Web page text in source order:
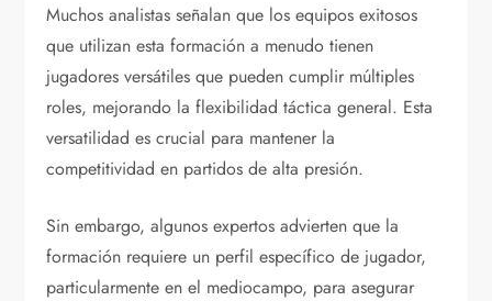
Muchos analistas señalan que los equipos exitosos
que utilizan esta formación a menudo tienen
jugadores versátiles que pueden cumplir múltiples
roles, mejorando la flexibilidad táctica general. Esta
versatilidad es crucial para mantener la
competitividad en partidos de alta presión.
Sin embargo, algunos expertos advierten que la
formación requiere un perfil específico de jugador,
particularmente en el mediocampo, para asegurar